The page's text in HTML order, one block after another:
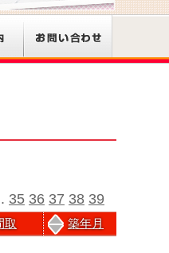
取 築年月
35 36 37 38 39